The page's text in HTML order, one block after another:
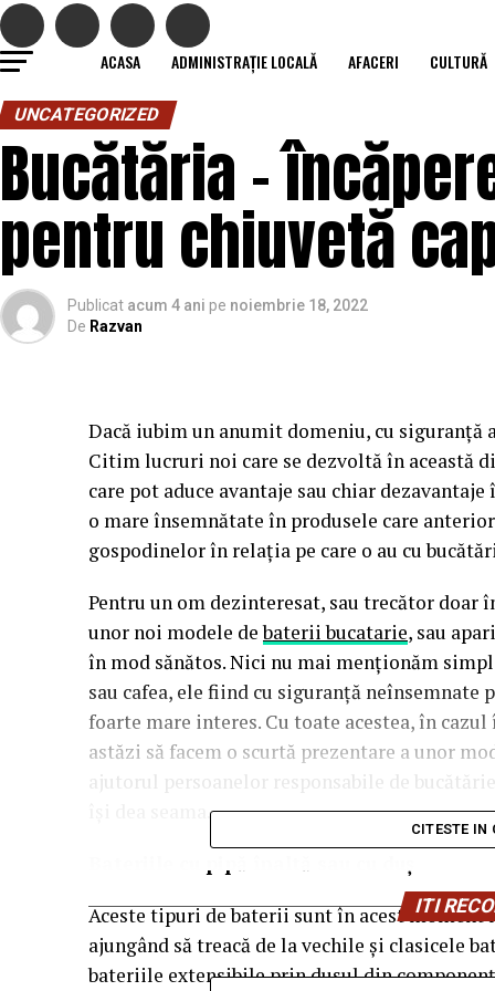
ACASA ADMINISTRAȚIE LOCALĂ AFACERI CULTURĂ
UNCATEGORIZED
Bucătăria –
pentru chiuvetă
Publicat acum 4 ani pe noiembrie 18, 2022
De Razvan
Dacă iubim un anumit domeniu, cu
Citim lucruri noi care se dezvoltă în această
care pot aduce avantaje sau chiar
o mare însemnătate în produsele care
gospodinelor în relația pe care o au cu
Pentru un om dezinteresat, sau trecător doar
unor noi modele debaterii bucatarie, sau
în mod sănătos. Nici nu mai menționăm
sau cafea, ele fiind cu siguranță neînsemnate
foarte mare interes. Cu toate acestea, în
astăzi să facem o scurtă prezentare a unor
ajutorul persoanelor responsabile de
își dea seama.
Aceste tipuri de baterii sunt în acest
ajungând să treacă de la vechile și clasicele
bateriile extensibile prin dușul din
CITESTE IN
ITI